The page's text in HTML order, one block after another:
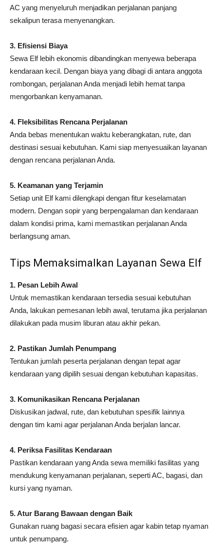
AC yang menyeluruh menjadikan perjalanan panjang
sekalipun terasa menyenangkan.
3. Efisiensi Biaya
Sewa Elf lebih ekonomis dibandingkan menyewa beberapa
kendaraan kecil. Dengan biaya yang dibagi di antara anggota
rombongan, perjalanan Anda menjadi lebih hemat tanpa
mengorbankan kenyamanan.
4. Fleksibilitas Rencana Perjalanan
Anda bebas menentukan waktu keberangkatan, rute, dan
destinasi sesuai kebutuhan. Kami siap menyesuaikan layanan
dengan rencana perjalanan Anda.
5. Keamanan yang Terjamin
Setiap unit Elf kami dilengkapi dengan fitur keselamatan
modern. Dengan sopir yang berpengalaman dan kendaraan
dalam kondisi prima, kami memastikan perjalanan Anda
berlangsung aman.
Tips Memaksimalkan Layanan Sewa Elf
1. Pesan Lebih Awal
Untuk memastikan kendaraan tersedia sesuai kebutuhan
Anda, lakukan pemesanan lebih awal, terutama jika perjalanan
dilakukan pada musim liburan atau akhir pekan.
2. Pastikan Jumlah Penumpang
Tentukan jumlah peserta perjalanan dengan tepat agar
kendaraan yang dipilih sesuai dengan kebutuhan kapasitas.
3. Komunikasikan Rencana Perjalanan
Diskusikan jadwal, rute, dan kebutuhan spesifik lainnya
dengan tim kami agar perjalanan Anda berjalan lancar.
4. Periksa Fasilitas Kendaraan
Pastikan kendaraan yang Anda sewa memiliki fasilitas yang
mendukung kenyamanan perjalanan, seperti AC, bagasi, dan
kursi yang nyaman.
5. Atur Barang Bawaan dengan Baik
Gunakan ruang bagasi secara efisien agar kabin tetap nyaman
untuk penumpang.